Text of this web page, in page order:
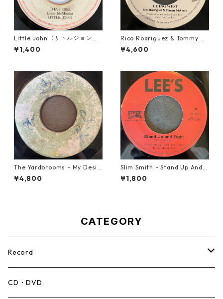
Little John（リトルジョン）
- That Girl 【7-20045】
¥1,400
Rico Rodriguez & Tommy Mc
Cook - Going West【7-2198
3】
¥4,600
The Yardbrooms - My Desir
e【7-21922】
¥4,800
Slim Smith - Stand Up And F
ight 【7-21832】
¥1,800
CATEGORY
Record
Mento,Calypso,Ballad
CD・DVD